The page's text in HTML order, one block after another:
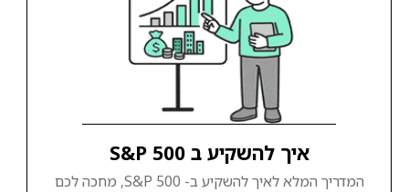
איך להשקיע ב S&P 500
המדריך המלא לאיך להשקיע ב- S&P 500, מחכה לכם